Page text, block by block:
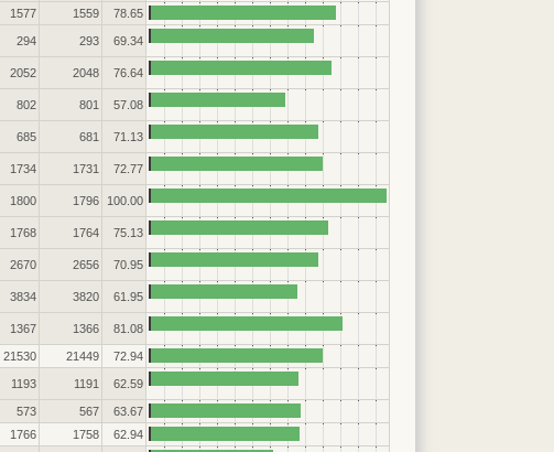
1577 1559 78.65
294 293 69.34
2052 2048 76.64
802 801 57.08
685 681 71.13
1734 1731 72.77
1800 1796 100.00
1768 1764 75.13
2670 2656 70.95
3834 3820 61.95
1367 1366 81.08
21530 21449 72.94
1193 1191 62.59
573 567
63.67
1766 1758 62.94